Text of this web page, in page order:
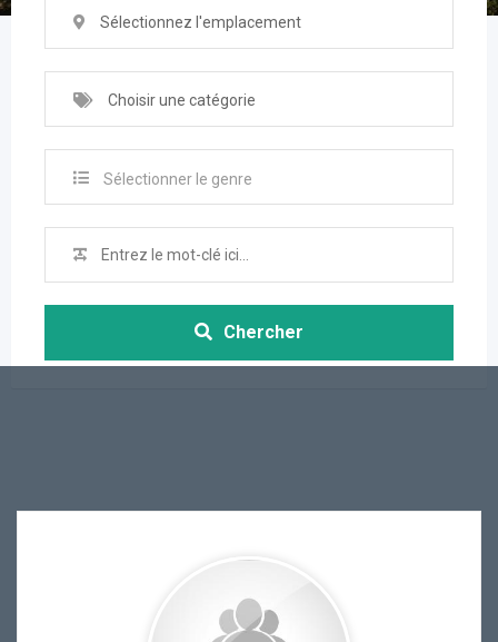
Sélectionnez l'emplacement
Choisir une catégorie
Sélectionner le genre
Chercher